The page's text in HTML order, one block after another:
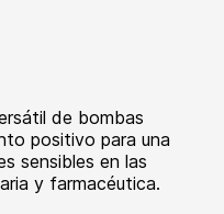
de bombas
positivo para una
sensibles en las
y farmacéutica.